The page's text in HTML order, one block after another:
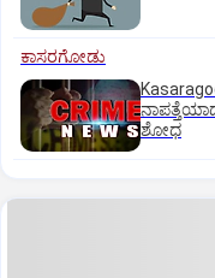
ಕಾಸರಗೋಡು
ಶೋಧ